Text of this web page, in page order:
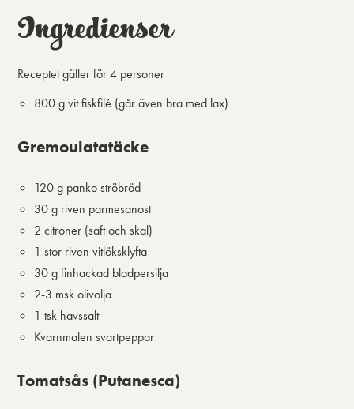
Ingredienser
Receptet gäller för4 personer
800 g vit fiskfilé (går även bra med lax)
Gremoulatatäcke
120 g panko ströbröd
30 g riven parmesanost
2 citroner (saft och skal)
1 stor riven vitlöksklyfta
30 g finhackad bladpersilja
2-3 msk olivolja
1 tsk havssalt
Kvarnmalen svartpeppar
Tomatsås (Putanesca)